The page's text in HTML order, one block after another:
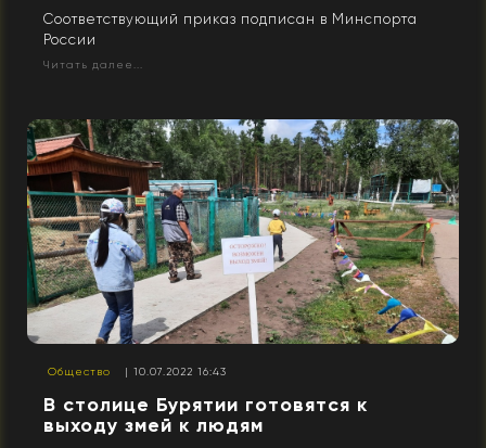
Соответствующий приказ подписан в Минспорта
России
Читать далее...
Общество | 10.07.2022 16:43
В столице Бурятии готовятся к
выходу змей к людям